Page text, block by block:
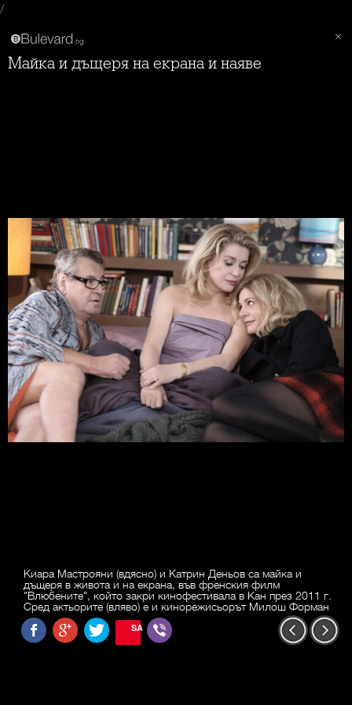
/
Майка и дъщеря на екрана и наяве
Киара Мастрояни (вдясно) и Катрин Деньов са майка и
дъщеря в живота и на екрана, във френския филм
"Влюбените", който закри кинофестивала в Кан през 2011 г.
Сред актьорите (вляво) е и кинорежисьорът Милош Форман
SAVE